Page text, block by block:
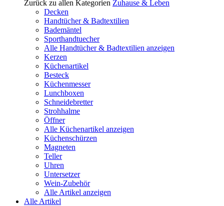
Zurück zu allen Kategorien Zuhause & Leben
Decken
Handtücher & Badtextilien
Bademäntel
Sporthandtuecher
Alle Handtücher & Badtextilien anzeigen
Kerzen
Küchenartikel
Besteck
Küchenmesser
Lunchboxen
Schneidebretter
Strohhalme
Öffner
Alle Küchenartikel anzeigen
Küchenschürzen
Magneten
Teller
Uhren
Untersetzer
Wein-Zubehör
Alle Artikel anzeigen
Alle Artikel